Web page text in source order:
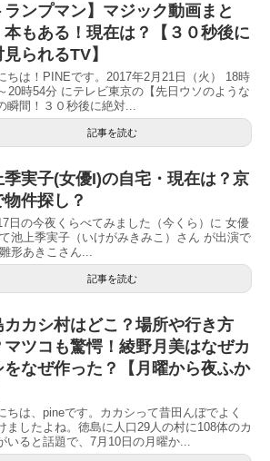
ランプマン】マジック動画まと
本もある！現在は？【３０秒後に
られるTV】
ちは！PINEです。2017年2月21日（火） 18時
20時54分 にテレビ東京の【先日ウソのような
瞬間！３０秒後に絶対...
記事を読む
季実子(女優I)の自宅・現在は？京
件探し？
日の今夜くらべてみました（今くら）に 女優
池上季実子（いけがみきみこ）さん が出演で
形あきこさん...
記事を読む
カカシ村はどこ？場所や行き方
マツコも驚愕！綾野月美はなぜカ
をなぜ作った？【月曜から夜ふか
ちは、pineです。カカシって昔田んぼでよく
ましたよね。徳島に人口29人の村に108体のカ
いると話題で、7月10日の月曜か...